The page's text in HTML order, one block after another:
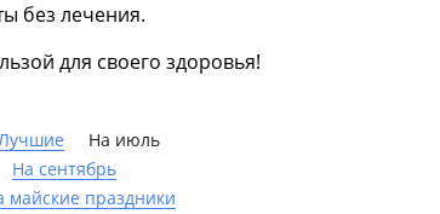
без лечения.
для своего здоровья!
На июль
На сентябрь
майские праздники